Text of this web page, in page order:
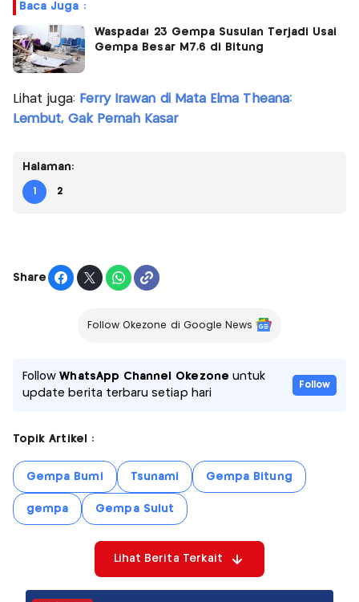
Baca Juga :
Waspada! 23 Gempa Susulan Terjadi Usai
Gempa Besar M7,6 di Bitung
Lihat juga: Ferry Irawan di Mata Elma Theana:
Lembut, Gak Pernah Kasar
Halaman:
1 2
Share
Follow Okezone di Google News
FollowWhatsApp Channel Okezone untuk
update berita terbaru setiap hari
Follow
Topik Artikel :
Gempa Bumi Tsunami Gempa Bitung
gempa Gempa Sulut
Lihat Berita Terkait